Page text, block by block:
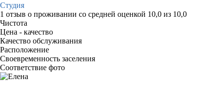
Студия
1 отзыв о проживании со средней оценкой 10,0 из 10,0
Чистота
Цена - качество
Качество обслуживания
Расположение
Своевременность заселения
Соответствие фото